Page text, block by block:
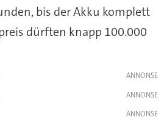
bis der Akku komplett
dürften knapp 100.000